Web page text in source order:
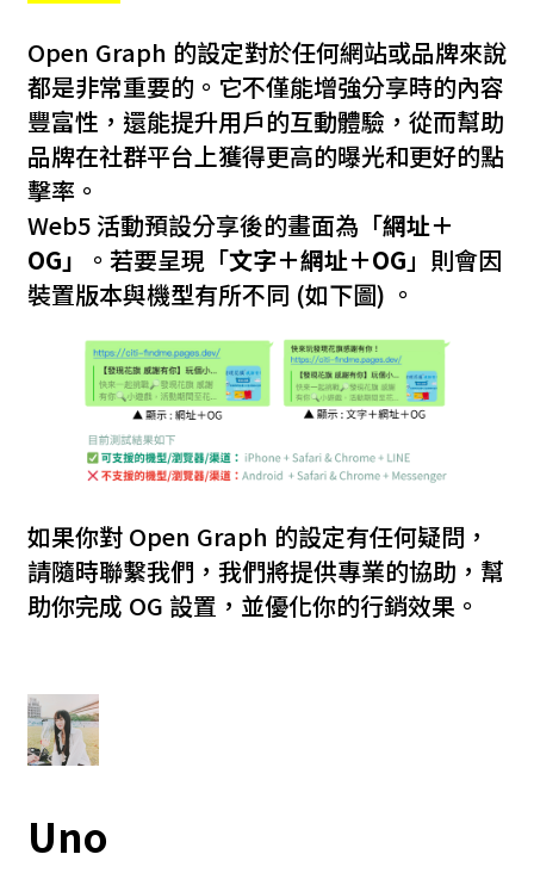
Open Graph 的設定對於任何網站或品牌來說
都是非常重要的。它不僅能增強分享時的內容
豐富性，還能提升用戶的互動體驗，從而幫助
品牌在社群平台上獲得更高的曝光和更好的點
擊率。
Web5 活動預設分享後的畫面為「網址＋
OG」
。若要呈現「文字＋網址＋OG 」則會因
裝置版本與機型有所不同 (如下圖) 。
如果你對 Open Graph 的設定有任何疑問，
請隨時聯繫我們，我們將提供專業的協助，幫
助你完成 OG 設置，並優化你的行銷效果。
Uno